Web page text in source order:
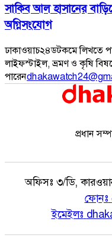
সাকিব আল হাসানের
অগ্নিসংযোগ
ঢাকাওয়াচ২৪ডটকমে লিখতে
লাইফস্টাইল, ভ্রমণ ও কৃষি
পারেন
প্রধান
অফিসঃ ৩/ডি,
ফোনঃ
ইমেইলঃ